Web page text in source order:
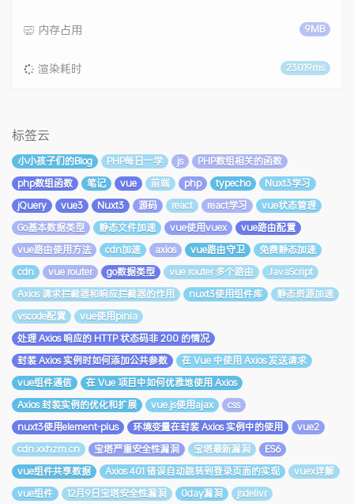
9MB
内存占用
23019ms
渲染耗时
标签云
小小孩子们的Blog PHP每日一学 js
PHP数组相关的函数
php数组函数
笔记 vue 前端 php typecho
Nuxt3学习
jQuery
vue3 Nuxt3 源码 react react学习
vue状态管理
Go基本数据类型
静态文件加速 vue使用vuex
vue路由配置
vue路由使用方法
cdn加速 axios vue路由守卫
免费静态加速
cdn
vue router go数据类型 vue router 多个路由
JavaScript
Axios 请求拦截器和响应拦截器的作用
nuxt3使用组件库
静态资源加速
vscode配置
vue使用pinia
处理 Axios 响应的 HTTP 状态码非 200 的情况
封装 Axios 实例时如何添加公共参数
在 Vue 中使用 Axios 发送请求
vue组件通信
在 Vue 项目中如何优雅地使用 Axios
Axios 封装实例的优化和扩展
vue.js使用ajax
css
nuxt3使用element-plus
环境变量在封装 Axios 实例中的使用
vue2
cdn.xxhzm.cn
宝塔严重安全性漏洞 宝塔最新漏洞
ES6
vue组件共享数据
Axios 401 错误自动跳转到登录页面的实现
vuex详解
vue组件
12月9日宝塔安全性漏洞 0day漏洞 jsdelivr